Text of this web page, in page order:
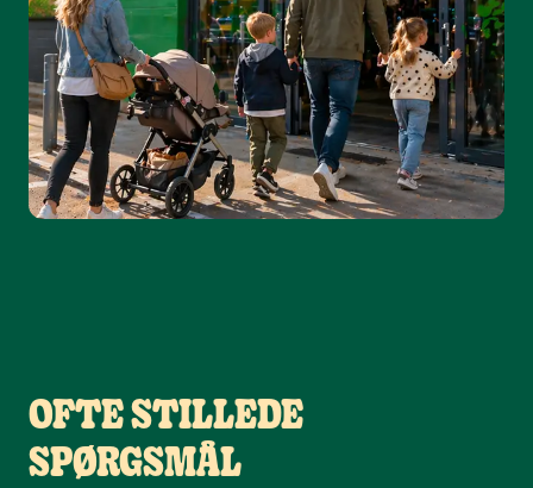
OFTE STILLEDE
SPØRGSMÅL